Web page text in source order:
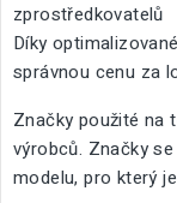
zprostředkovatelů
Díky
správnou cenu za
Značky použité na
výrobců. Značky
modelu, pro který